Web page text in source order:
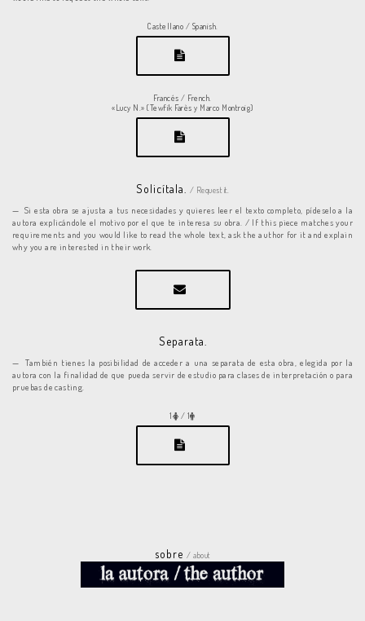
Castellano / Spanish.
Francés / French.
«Lucy N.» (Tewfik Farès y Marco Montroig)
Solicítala. / Request it.
Si esta obra se ajusta a tus necesidades y quieres leer el texto completo, pídeselo a la
autora explicándole el motivo por el que te interesa su obra. / If this piece matches your
requirements and you would like to read the whole text, ask the author for it and explain
why you are interested in their work.
Separata.
También tienes la posibilidad de acceder a una separata de esta obra, elegida por la
autora con la finalidad de que pueda servir de estudio para clases de interpretación o para
pruebas de casting.
1 / 1
sobre/ about